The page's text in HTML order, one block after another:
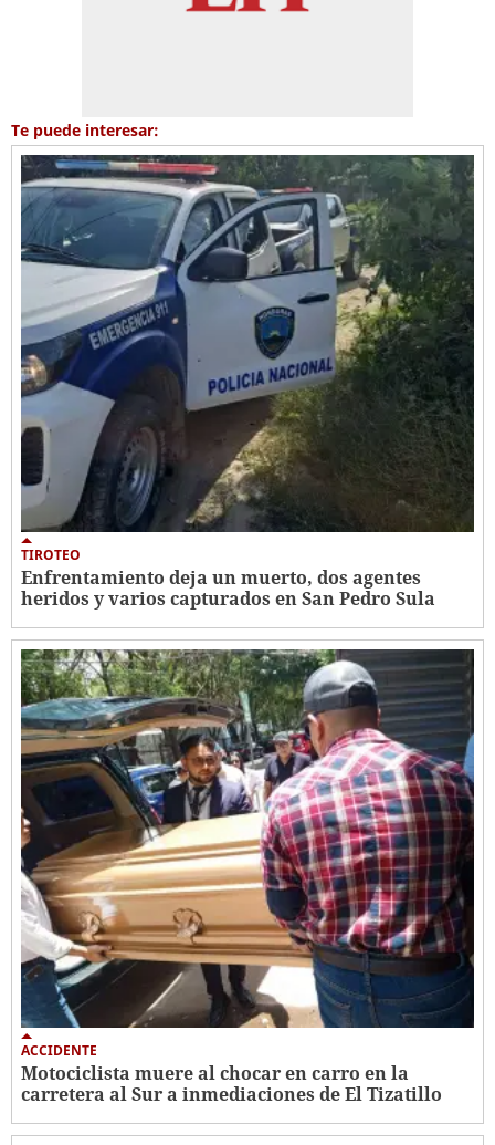
Te puede interesar:
TIROTEO
Enfrentamiento deja un muerto, dos agentes
heridos y varios capturados en San Pedro Sula
ACCIDENTE
Motociclista muere al chocar en carro en la
carretera al Sur a inmediaciones de El Tizatillo